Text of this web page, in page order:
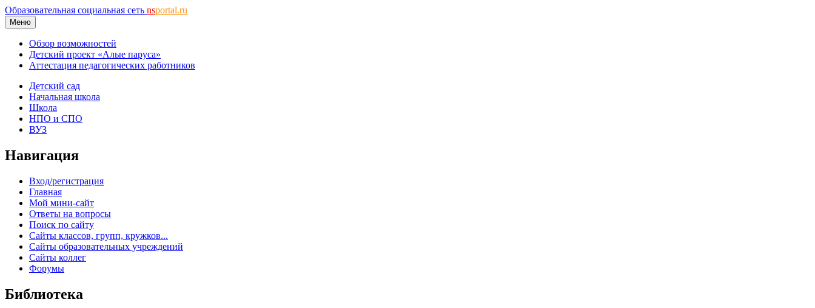
Образовательная социальная сеть nsportal.ru
Меню
Обзор возможностей
Детский проект «Алые паруса»
Аттестация педагогических работников
Детский сад
Начальная школа
Школа
НПО и СПО
ВУЗ
Навигация
Вход/регистрация
Главная
Мой мини-сайт
Ответы на вопросы
Поиск по сайту
Сайты классов, групп, кружков...
Сайты образовательных учреждений
Сайты коллег
Форумы
Библиотека